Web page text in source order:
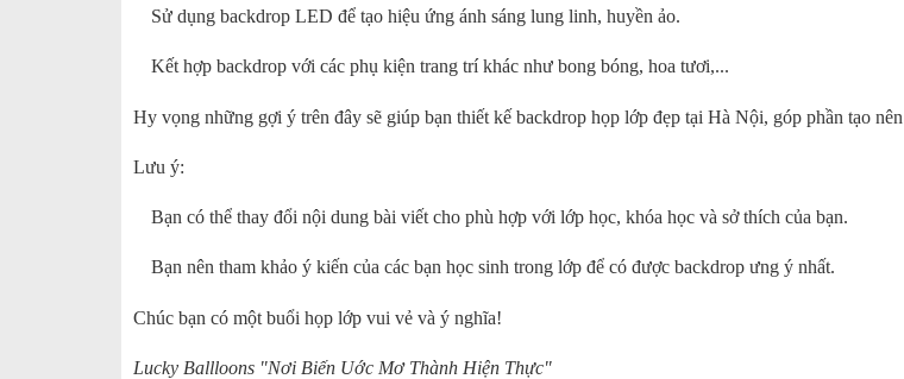
Sử dụng backdrop LED để tạo hiệu ứng ánh sáng lung linh, huyền ảo.
Kết hợp backdrop với các phụ kiện trang trí khác như bong bóng, hoa tươi,...
Hy vọng những gợi ý trên đây sẽ giúp bạn thiết kế backdrop họp lớp đẹp tại Hà Nội, góp phần tạo
Lưu ý:
Bạn có thể thay đổi nội dung bài viết cho phù hợp với lớp học, khóa học và sở thích của bạn.
Bạn nên tham khảo ý kiến của các bạn học sinh trong lớp để có được backdrop ưng ý nhất.
Chúc bạn có một buổi họp lớp vui vẻ và ý nghĩa!
Lucky Ballloons "Nơi Biến Uớc Mơ Thành Hiện Thực"